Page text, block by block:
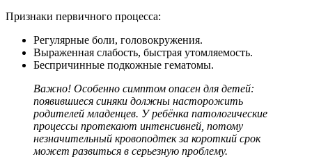
Признаки первичного процесса:
Регулярные боли, головокружения.
Выраженная слабость, быстрая утомляемость.
Беспричинные подкожные гематомы.
Важно! Особенно симптом опасен для детей:
появившиеся синяки должны насторожить
родителей младенцев. У ребёнка патологические
процессы протекают интенсивней, потому
незначительный кровоподтек за короткий срок
может развиться в серьезную проблему.